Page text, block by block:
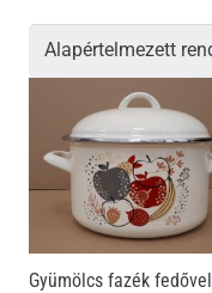
Gyümölcs fazék fedővel